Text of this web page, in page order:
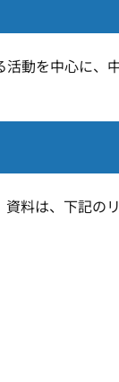
動を中心に、
料は、下記の